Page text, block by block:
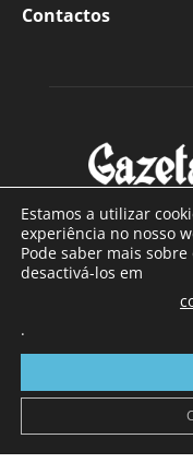
Contactos
Com sede nas
a sul de distrito de
toda a região
Estamos a utilizar
experiência no nosso
Pode saber mais
desactivá-los em
.